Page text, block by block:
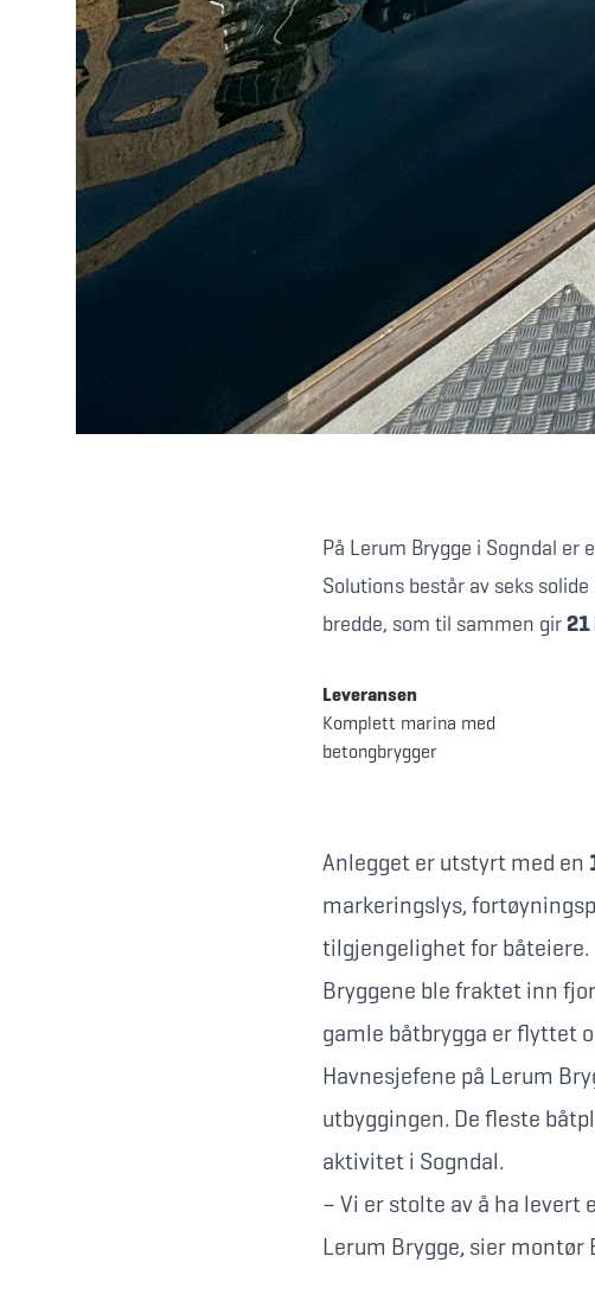
På Lerum Brygge i Sogndal er
Solutions består av seks
bredde, som til sammen gir21
Leveransen
Komplett marina med
betongbrygger
Anlegget er utstyrt med en
markeringslys,
tilgjengelighet for båteiere.
Bryggene ble fraktet inn
gamle båtbrygga er flyttet
Havnesjefene på Lerum
utbyggingen. De fleste
aktivitet i Sogndal.
– Vi er stolte av å ha
Lerum Brygge, sier montør